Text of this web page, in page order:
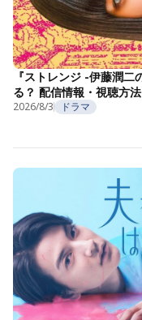
『ストレンジ -伊藤潤
る？ 配信情報・視聴方
2026/8/3 ドラマ